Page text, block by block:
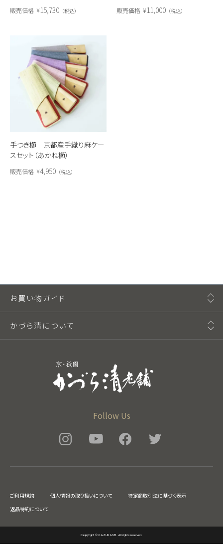
販売価格 ¥15,730 税込 販売価格 ¥11,000 税込
手つき櫛 京都産手織り麻ケー
スセット（あかね櫛）
販売価格 ¥4,950 税込
Follow Us
お買い物ガイド
かづら清について
ご利用規約 個人情報の取り扱いについて
特定商取引法に基づく表示
返品特約について
Copyright © KAZURASEI. All rights reserved.